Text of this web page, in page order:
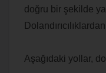
doğru bir şekilde
Aşağıdaki yollar,